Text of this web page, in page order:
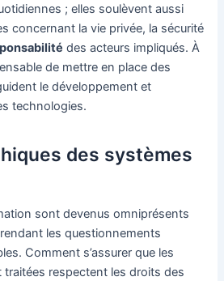
; elles soulèvent aussi
concernant la vie privée, la sécurité
des acteurs impliqués. À
de mettre en place des
le développement et
technologies.
des systèmes
sont devenus omniprésents
les questionnements
Comment s’assurer que les
traitées respectent les droits des